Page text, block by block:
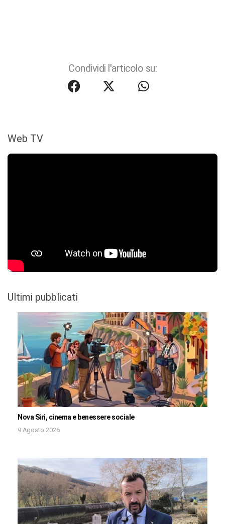
Condividi l'articolo su:
Web TV
Ultimi pubblicati
Nova Siri, cinema e benessere sociale
9 Agosto 2026